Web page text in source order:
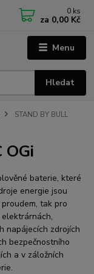
Menu
Hledat
0 ks
za 0,00 Kč
STAND BY BULL
OGi
baterie, které
energie jsou
tak pro
napájecích zdrojích
bezpečnostního
a v záložních